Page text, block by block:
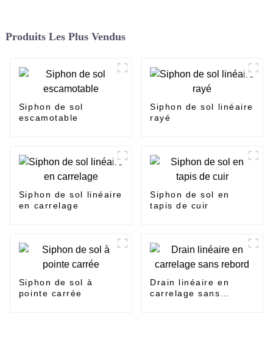
Produits Les Plus Vendus
Siphon de sol
escamotable
Siphon de sol linéaire
rayé
Siphon de sol linéaire
en carrelage
Siphon de sol en
tapis de cuir
Siphon de sol à
pointe carrée
Drain linéaire en
carrelage sans